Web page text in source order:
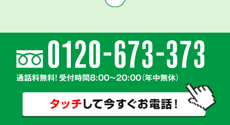
2
気持ちに寄り添う
親切丁寧な対応
通話料無料! 受付時間8:00～20:00（年中無休）